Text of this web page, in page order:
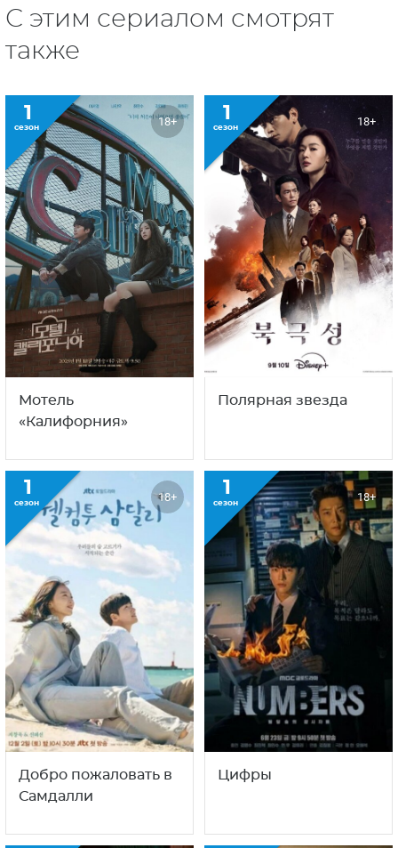
С этим сериалом смотрят
также
1
сезон 18+
Мотель
«Калифорния»
1
сезон 18+
Полярная звезда
1
сезон 18+
Добро пожаловать в
Самдалли
1
сезон 18+
Цифры